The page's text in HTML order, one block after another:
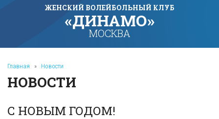
ЖЕНСКИЙ ВОЛЕЙБОЛЬНЫЙ КЛУБ
«ДИНАМО»
МОСКВА
Главная » Новости
НОВОСТИ
С НОВЫМ ГОДОМ!